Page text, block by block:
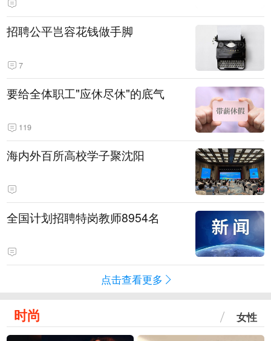
招聘公平岂容花钱做手脚
7
要给全体职工"应休尽休"的底气
119
海内外百所高校学子聚沈阳
全国计划招聘特岗教师8954名
点击查看更多
时尚 女性